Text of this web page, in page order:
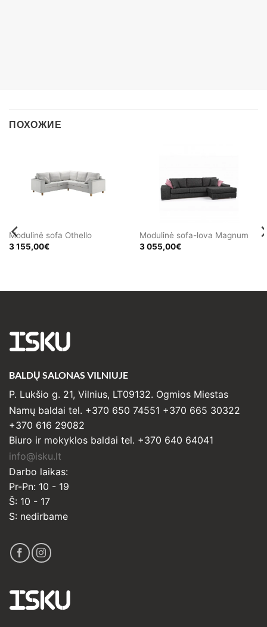
ПОХОЖИЕ
Modulinė sofa Othello
3 155,00€
Modulinė sofa-lova Magnum
3 055,00€
ISKU
BALDŲ SALONAS VILNIUJE
P. Lukšio g. 21, Vilnius, LT09132. Ogmios Miestas
Namų baldai tel. +370 650 74551 +370 665 30322
+370 616 29082
Biuro ir mokyklos baldai tel. +370 640 64041
info@isku.lt
Darbo laikas:
Pr-Pn: 10 - 19
Š: 10 - 17
S: nedirbame
ISKU